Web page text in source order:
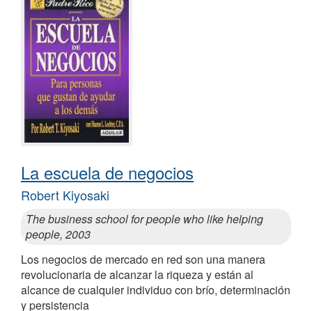
La escuela de negocios
Robert Kiyosaki
The business school for people who like helping
people, 2003
Los negocios de mercado en red son una manera
revolucionaria de alcanzar la riqueza y están al
alcance de cualquier individuo con brío, determinación
y persistencia